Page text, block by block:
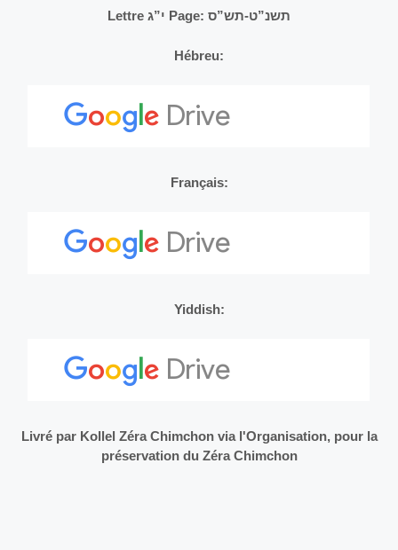
Lettre י”ג Page: תשנ”ט-תש”ס
Hébreu:
Français:
Yiddish:
Livré par Kollel Zéra Chimchon via l'Organisation, pour la
préservation du Zéra Chimchon